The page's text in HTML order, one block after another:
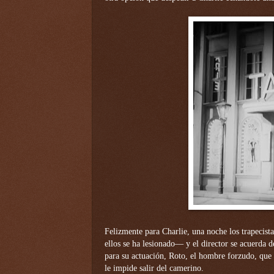
Felizmente para Charlie, una noche los
ellos se ha lesionado— y el director se acuerda
para su actuación, Roto, el hombre forzudo,
le impide salir del camerino.